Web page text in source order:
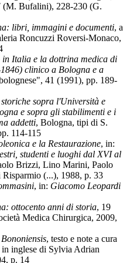
Bufalini), 228-230 (G.
libri, immagini e documenti, a
Roncuzzi Roversi-Monaco,
in Italia e la dottrina medica di
clinico a Bologna e a
41 (1991), pp. 189-
sopra l'Università e
e sopra gli stabilimenti e i
addetti, Bologna, tipi di S.
114-115
e la Restaurazione, in:
studenti e luoghi dal XVI al
Brizzi, Lino Marini, Paolo
(...), 1988, p. 33
, in: Giacomo Leopardi
ottocento anni di storia, 19
Medica Chirurgica, 2009,
, testo e note a cura
inglese di Sylvia Adrian
p. 14